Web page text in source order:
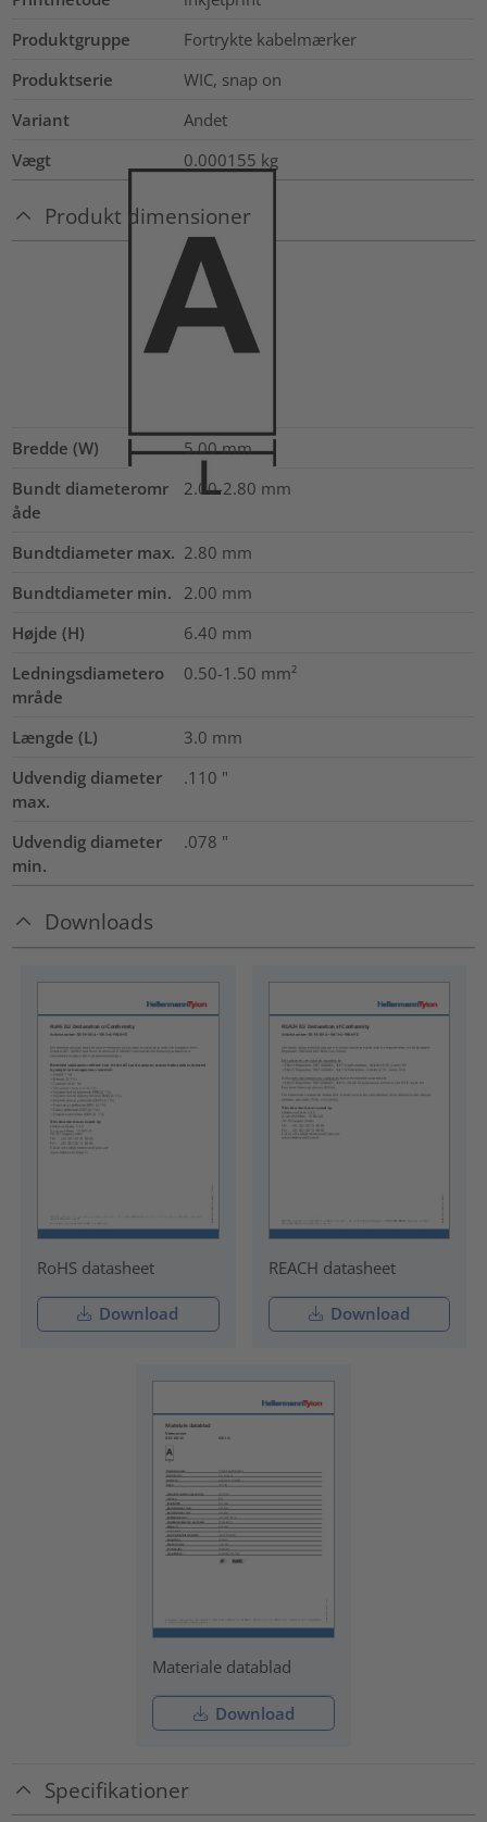
Produktgruppe
Fortrykte kabelmærker
Produktserie
WIC, snap on
Variant
Andet
Vægt
0.000155 kg
Produkt dimensioner
Bredde (W) 5.00 mm
Bundt diameteromr
åde
2.00-2.80 mm
Bundtdiameter max. 2.80 mm
Bundtdiameter min.
2.00 mm
Højde (H)
6.40 mm
Ledningsdiametero
mråde
0.50-1.50 mm²
Længde (L) 3.0 mm
Udvendig diameter
max.
.110 "
Udvendig diameter
min.
.078 "
Downloads
RoHS datasheet
Download
REACH datasheet
Download
Materiale datablad
Download
Specifikationer